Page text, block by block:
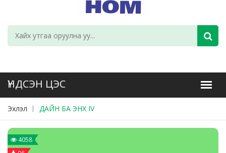
Эхлэл ДАЙН БА ЭНХ IV
4058